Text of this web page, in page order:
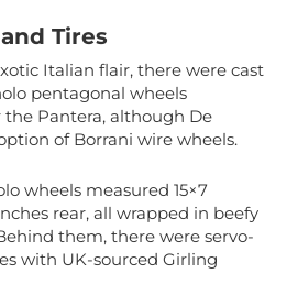
Tires
Italian flair, there were cast
pentagonal wheels
Pantera, although De
of Borrani wire wheels.
wheels measured 15×7
rear, all wrapped in beefy
them, there were servo-
with UK-sourced Girling